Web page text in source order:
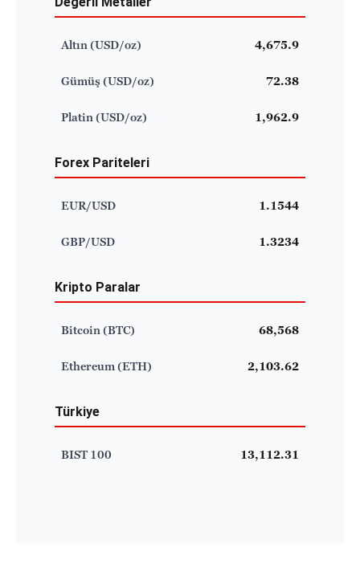
Altın (USD/oz) 4,675.9
Gümüş (USD/oz) 72.38
Platin (USD/oz) 1,962.9
Forex Pariteleri
EUR/USD 1.1544
GBP/USD 1.3234
Kripto Paralar
Bitcoin (BTC) 68,568
Ethereum (ETH) 2,103.62
Türkiye
BIST 100 13,112.31